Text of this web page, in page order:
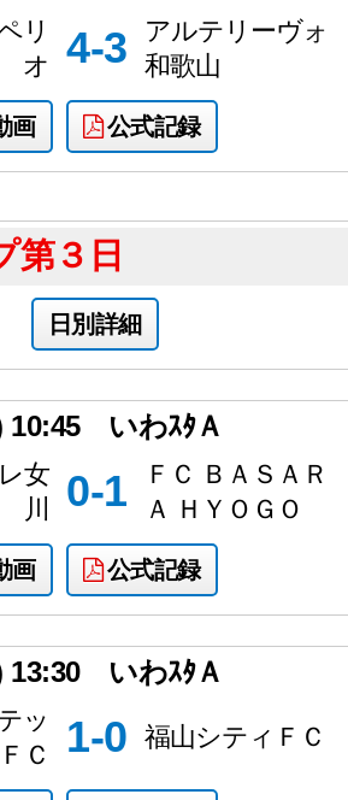
リ
オ
4-3
アルテリーヴォ
和歌山
画 公式記録
第３日
日別詳細
10:45いわｽﾀＡ
女
川
0-1
ＦＣ ＢＡＳＡＲ
Ａ ＨＹＯＧＯ
画 公式記録
13:30いわｽﾀＡ
ッ
Ｃ
1-0 福山シティＦＣ